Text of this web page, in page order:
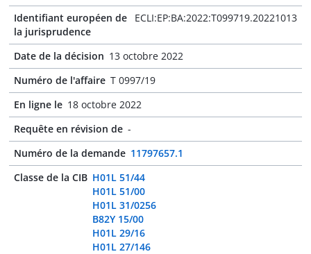
Identifiant européen de
la jurisprudence
ECLI:EP:BA:2022:T099719.20221013
Date de la décision 13 octobre 2022
Numéro de l'affaire T 0997/19
En ligne le 18 octobre 2022
Requête en révision de -
Numéro de la demande 11797657.1
Classe de la CIB H01L 51/44
H01L 51/00
H01L 31/0256
B82Y 15/00
H01L 29/16
H01L 27/146